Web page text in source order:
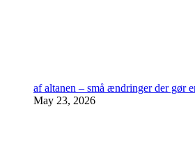
af altanen – små ændringer der gør
May 23, 2026